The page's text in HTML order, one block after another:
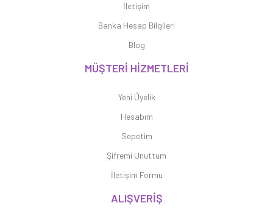
İletişim
Banka Hesap Bilgileri
Blog
MÜŞTERİ HİZMETLERİ
Yeni Üyelik
Hesabım
Sepetim
Şifremi Unuttum
İletişim Formu
ALIŞVERİŞ